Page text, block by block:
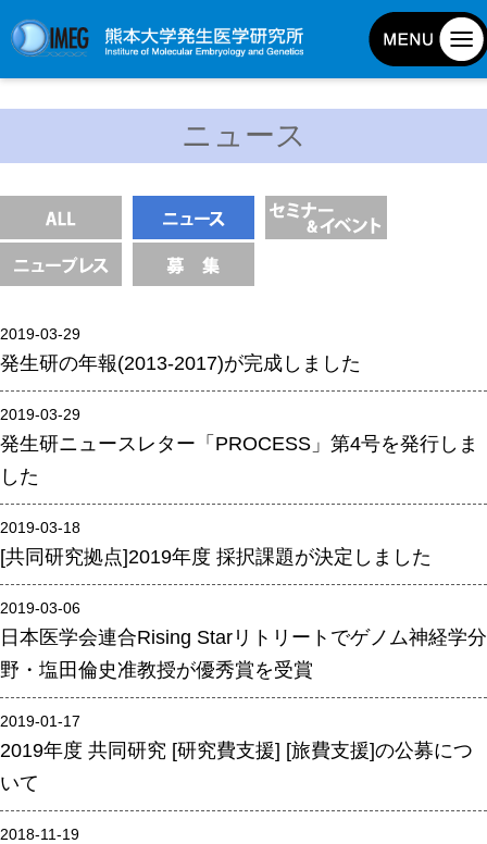
基本目標と基本方針
発生研の歴史
外部評価
パンフレット
研究不正防止対策
災害対策
男女共同参画事業
年報
関連リンク
ゲノム神経学分野
細胞医学分野
多能性幹細胞分野
ニュース
2019-03-29
発生研の年報(2013-2017)が完成しました
2019-03-29
発生研ニュースレター「PROCESS」第4号を発行しま
した
2019-03-18
[共同研究拠点]2019年度 採択課題が決定しました
2019-03-06
日本医学会連合Rising Starリトリートでゲノム神経学分
野・塩田倫史准教授が優秀賞を受賞
2019-01-17
2019年度 共同研究 [研究費支援] [旅費支援]の公募につ
いて
2018-11-19